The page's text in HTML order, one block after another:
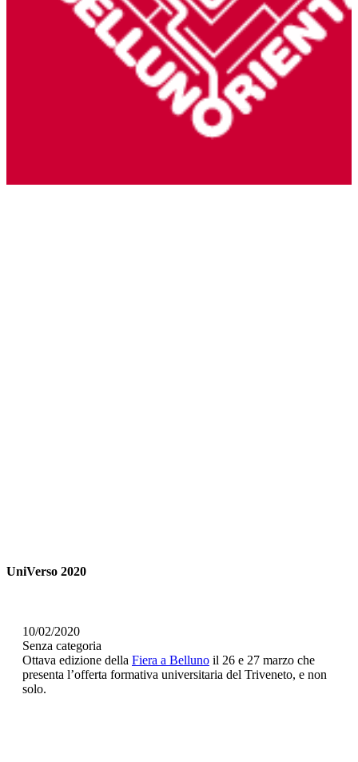
UniVerso 2020
10/02/2020
Senza categoria
Ottava edizione della Fiera a Belluno il 26 e 27 marzo che
presenta l’offerta formativa universitaria del Triveneto, e non
solo.